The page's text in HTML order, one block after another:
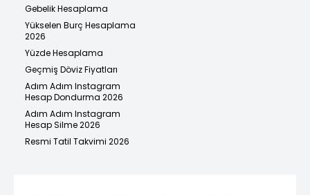
Gebelik Hesaplama
Yükselen Burç Hesaplama
2026
Yüzde Hesaplama
Geçmiş Döviz Fiyatları
Adım Adım Instagram
Hesap Dondurma 2026
Adım Adım Instagram
Hesap Silme 2026
Resmi Tatil Takvimi 2026